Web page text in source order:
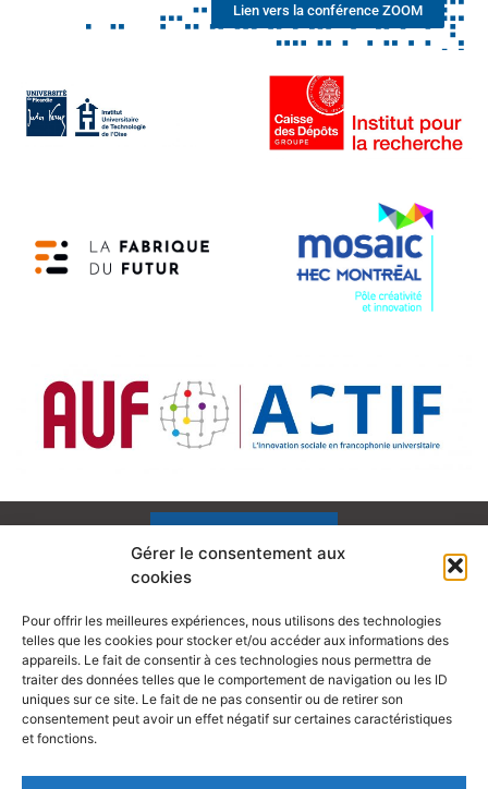
Gérer le consentement aux
cookies
Pour offrir les meilleures expériences, nous utilisons des technologies
telles que les cookies pour stocker et/ou accéder aux informations des
appareils. Le fait de consentir à ces technologies nous permettra de
traiter des données telles que le comportement de navigation ou les ID
uniques sur ce site. Le fait de ne pas consentir ou de retirer son
consentement peut avoir un effet négatif sur certaines caractéristiques
et fonctions.
Lien vers la conférence ZOOM
Mentions légales